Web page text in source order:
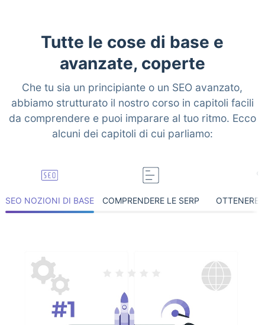
Tutte le cose di base e
avanzate, coperte
Che tu sia un principiante o un SEO avanzato,
abbiamo strutturato il nostro corso in capitoli facili
da comprendere e puoi imparare al tuo ritmo. Ecco
alcuni dei capitoli di cui parliamo:
SEO NOZIONI DI BASE COMPRENDERE LE SERP OTTENERE